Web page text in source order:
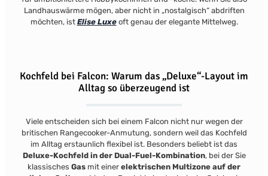
Landhauswärme mögen, aber nicht in „nostalgisch“ abdriften
möchten, ist Elise Luxeoft genau der elegante Mittelweg.
Kochfeld bei Falcon: Warum das „Deluxe“-Layout im
Alltag so überzeugend ist
Viele entscheiden sich bei einem Falcon nicht nur wegen der
britischen Rangecooker-Anmutung, sondern weil das Kochfeld
im Alltag erstaunlich flexibel ist. Besonders beliebt ist das
Deluxe-Kochfeld in der Dual-Fuel-Kombination, bei der Sie
klassisches Gas mit einer elektrischen Multizone auf der